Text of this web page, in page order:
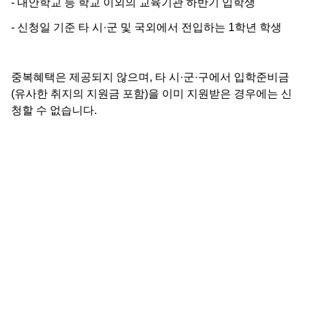
- 신청일 기준 타 시·군 및 국외에서 전입하는 1학년 학생
중복혜택은 제공되지 않으며, 타 시·군·구에서 입학준비금
(유사한 취지의 지원금 포함)을 이미 지원받은 경우에는 신
청할 수 없습니다.